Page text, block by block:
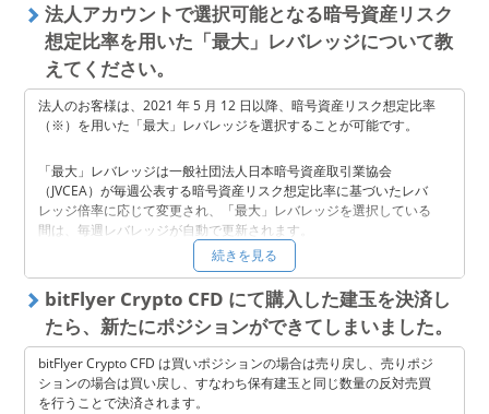
※ アプリからご登録いただくには、 iOS はバージョン 15 以降、
Android は 8.0 以降にアップデートしていただく必要がございま
す。
マイナンバーのご提出は
法人アカウントで選択可能となる暗号資産リスク
想定比率を用いた「最大」レバレッジについて教
えてください。
法人のお客様は、2021 年 5 月 12 日以降、暗号資産リスク想定比率
（※）を用いた「最大」レバレッジを選択することが可能です。
「最大」レバレッジは一般社団法人日本暗号資産取引業協会
（JVCEA）が毎週公表する暗号資産リスク想定比率に基づいたレバ
レッジ倍率に応じて変更され、「最大」レバレッジを選択している
間は、毎週レバレッジが自動で更新されます。
法人アカウントの実際の最大レバレッジ一覧は
さい。
※ 暗号資産リスク想定比率とは、暗号資産に係る相場の変動により
発生し得る危険に相当する額の元本の額に対する比率として金融庁
長官が定める方法により算出した比率のこと。 算出方法などの詳細
は 一般社団法人日本暗号資産取引業協会（JVCEA）のページをご確
認ください。
続きを見る
bitFlyer Crypto CFD にて購入した建玉を決済し
たら、新たにポジションができてしまいました。
bitFlyer Crypto CFD は買いポジションの場合は売り戻し、売りポジ
ションの場合は買い戻し、すなわち保有建玉と同じ数量の反対売買
を行うことで決済されます。